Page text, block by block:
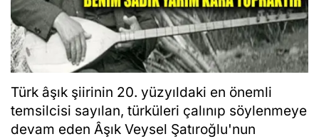
Türk âşık şiirinin 20. yüzyıldaki en önemli
temsilcisi sayılan, türküleri çalınıp söylenmeye
devam eden Âşık Veysel Şatıroğlu'nun